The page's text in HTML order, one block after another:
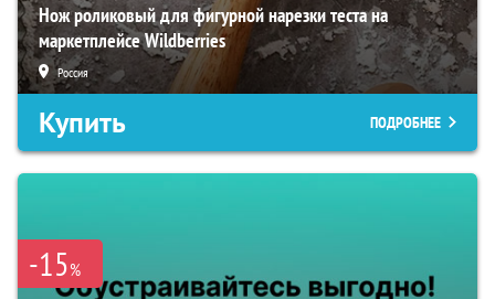
Нож роликовый для фигурной нарезки теста на
маркетплейсе Wildberries
Россия
Купить ПОДРОБНЕЕ
-15%